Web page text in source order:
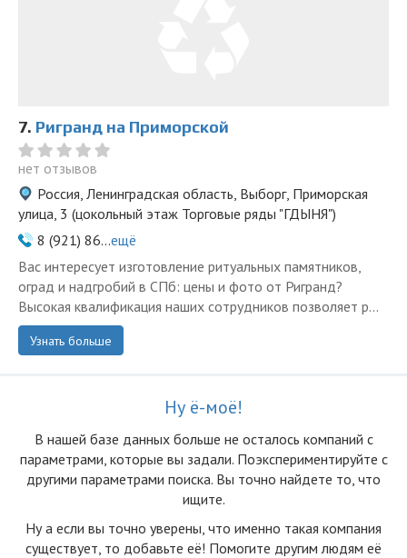
7. Ригранд на Приморской
нет отзывов
Россия, Ленинградская область, Выборг, Приморская
улица, 3 (цокольный этаж Торговые ряды "ГДЫНЯ")
8 (921) 86...ещё
Вас интересует изготовление ритуальных памятников,
оград и надгробий в СПб: цены и фото от Ригранд?
Высокая квалификация наших сотрудников позволяет р...
Узнать больше
Ну ё-моё!
В нашей базе данных больше не осталоcь компаний с
параметрами, которые вы задали. Поэкспериментируйте с
другими параметрами поиска. Вы точно найдете то, что
ищите.
Ну а если вы точно уверены, что именно такая компания
существует, то добавьте её! Помогите другим людям её